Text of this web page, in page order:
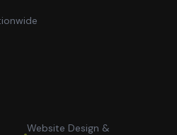
Website Design &